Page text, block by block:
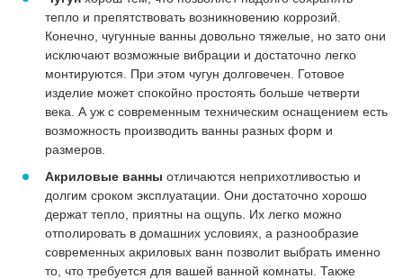
тепло и препятствовать возникновению коррозий.
Конечно, чугунные ванны довольно тяжелые, но зато они
исключают возможные вибрации и достаточно легко
монтируются. При этом чугун долговечен. Готовое
изделие может спокойно простоять больше четверти
века. А уж с современным техническим оснащением есть
возможность производить ванны разных форм и
размеров.
Акриловые ванны отличаются неприхотливостью и
долгим сроком эксплуатации. Они достаточно хорошо
держат тепло, приятны на ощупь. Их легко можно
отполировать в домашних условиях, а разнообразие
современных акриловых ванн позволит выбрать именно
то, что требуется для вашей ванной комнаты. Также